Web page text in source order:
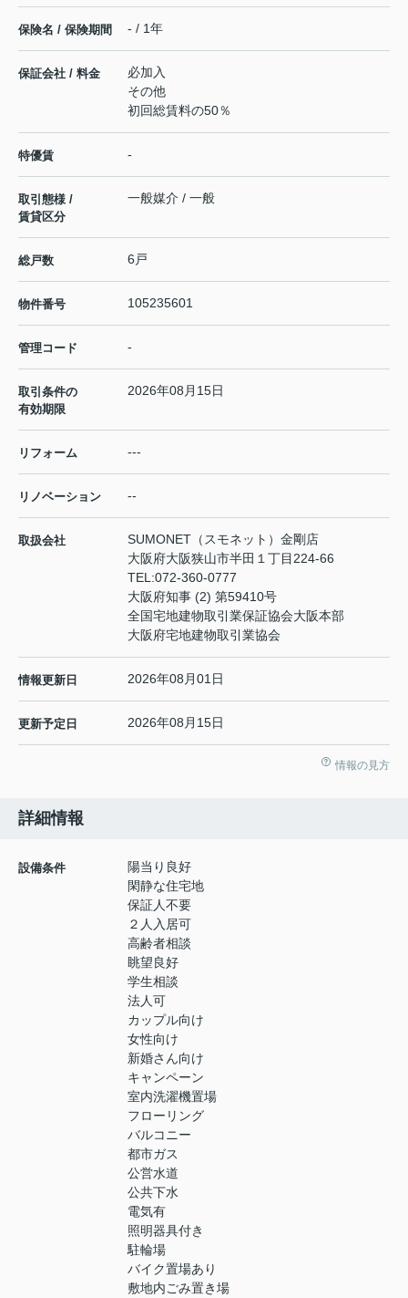
保険名 / 保険期間 - / 1年
保証会社 / 料金
必加入
その他
初回総賃料の50％
特優賃 -
取引態様 /
賃貸区分
一般媒介 / 一般
総戸数 6戸
物件番号 105235601
管理コード -
取引条件の
有効期限
2026年08月15日
リフォーム ---
リノベーション --
取扱会社
SUMONET（スモネット）金剛店
大阪府大阪狭山市半田１丁目224-66
TEL:072-360-0777
大阪府知事 (2) 第59410号
全国宅地建物取引業保証協会大阪本部
大阪府宅地建物取引業協会
情報更新日 2026年08月01日
更新予定日 2026年08月15日
情報の見方
詳細情報
設備条件
陽当り良好
閑静な住宅地
保証人不要
２人入居可
高齢者相談
眺望良好
学生相談
法人可
カップル向け
女性向け
新婚さん向け
キャンペーン
室内洗濯機置場
フローリング
バルコニー
都市ガス
公営水道
公共下水
電気有
照明器具付き
駐輪場
バイク置場あり
敷地内ごみ置き場